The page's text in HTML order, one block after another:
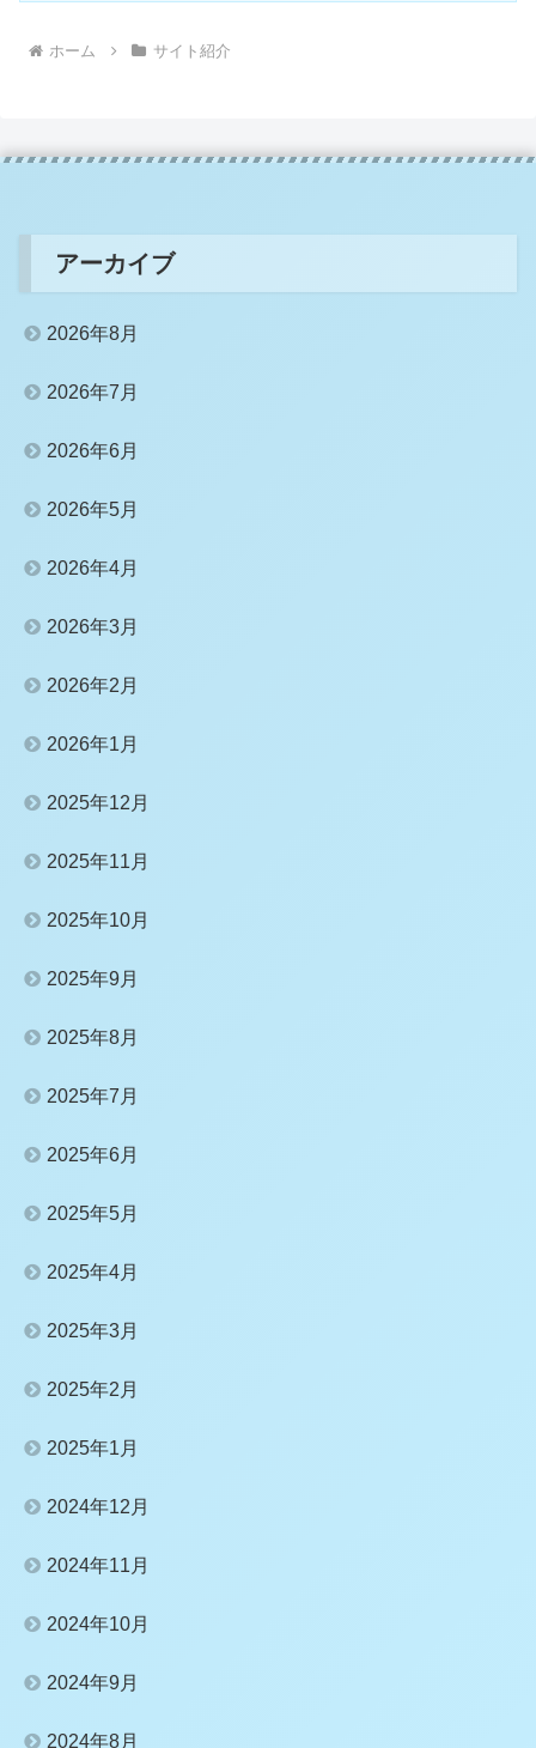
ホーム サイト紹介
アーカイブ
2026年8月
2026年7月
2026年6月
2026年5月
2026年4月
2026年3月
2026年2月
2026年1月
2025年12月
2025年11月
2025年10月
2025年9月
2025年8月
2025年7月
2025年6月
2025年5月
2025年4月
2025年3月
2025年2月
2025年1月
2024年12月
2024年11月
2024年10月
2024年9月
2024年8月